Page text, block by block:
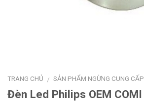
TRANG CHỦ / SẢN PHẨM NGỪNG CUNG CẤP
Đèn Led Philips OEM